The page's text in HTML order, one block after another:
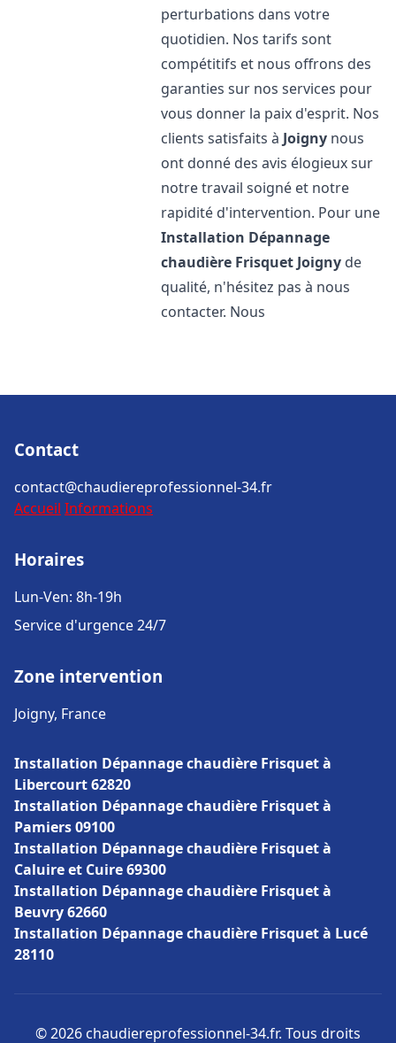
perturbations dans votre
quotidien. Nos tarifs sont
compétitifs et nous offrons des
garanties sur nos services pour
vous donner la paix d'esprit. Nos
clients satisfaits à Joigny nous
ont donné des avis élogieux sur
notre travail soigné et notre
rapidité d'intervention. Pour une
Installation Dépannage
chaudière Frisquet Joigny de
qualité, n'hésitez pas à nous
contacter. Nous
Contact
contact@chaudiereprofessionnel-34.fr
Accueil Informations
Horaires
Lun-Ven: 8h-19h
Service d'urgence 24/7
Zone intervention
Joigny, France
Installation Dépannage chaudière Frisquet à
Libercourt 62820
Installation Dépannage chaudière Frisquet à
Pamiers 09100
Installation Dépannage chaudière Frisquet à
Caluire et Cuire 69300
Installation Dépannage chaudière Frisquet à
Beuvry 62660
Installation Dépannage chaudière Frisquet à Lucé
28110
© 2026 chaudiereprofessionnel-34.fr. Tous droits